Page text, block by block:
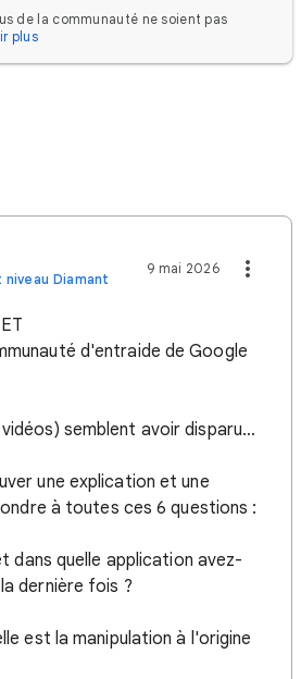
de la communauté ne soient pas
plus
Diamant
9 mai 2026
d'entraide de Google
semblent avoir disparu…
une explication et une
à toutes ces 6 questions :
dans quelle application avez-
dernière fois ?
est la manipulation à l'origine